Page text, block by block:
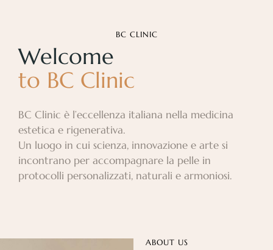
BC CLINIC
Welcome
to BC Clinic
BC Clinic è l’eccellenza italiana nella medicina
estetica e rigenerativa.
Un luogo in cui scienza, innovazione e arte si
incontrano per accompagnare la pelle in
protocolli personalizzati, naturali e armoniosi.
ABOUT US